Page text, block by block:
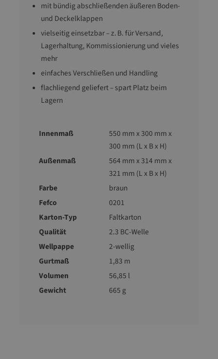
mit bündig abschließenden äußeren Boden-
und Deckelklappen
vielseitig einsetzbar – z. B. für Versand,
Lagerhaltung, Kommissionierung und vieles
mehr
einfaches Verschließen und Handling
flachliegend geliefert – spart Platz beim
Lagern
Innenmaß
550 mm x 300 mm x
300 mm (L x B x H)
Außenmaß
564 mm x 314 mm x
321 mm (L x B x H)
Farbe
braun
Fefco
0201
Karton-Typ
Faltkarton
Qualität
2.3 BC-Welle
Wellpappe
2-wellig
Gurtmaß
1,83 m
Volumen
56,85 l
Gewicht
665 g